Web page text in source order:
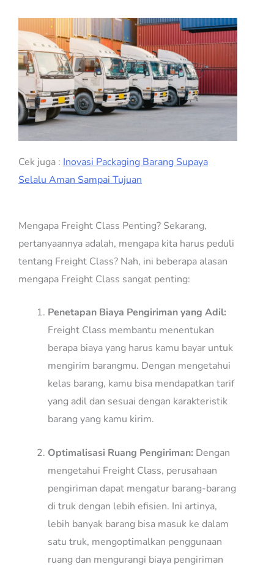
Cek juga : Inovasi Packaging Barang Supaya
Selalu Aman Sampai Tujuan
Mengapa Freight Class Penting? Sekarang,
pertanyaannya adalah, mengapa kita harus peduli
tentang Freight Class? Nah, ini beberapa alasan
mengapa Freight Class sangat penting:
Penetapan Biaya Pengiriman yang Adil:
Freight Class membantu menentukan
berapa biaya yang harus kamu bayar untuk
mengirim barangmu. Dengan mengetahui
kelas barang, kamu bisa mendapatkan tarif
yang adil dan sesuai dengan karakteristik
barang yang kamu kirim.
Optimalisasi Ruang Pengiriman: Dengan
mengetahui Freight Class, perusahaan
pengiriman dapat mengatur barang-barang
di truk dengan lebih efisien. Ini artinya,
lebih banyak barang bisa masuk ke dalam
satu truk, mengoptimalkan penggunaan
ruang dan mengurangi biaya pengiriman